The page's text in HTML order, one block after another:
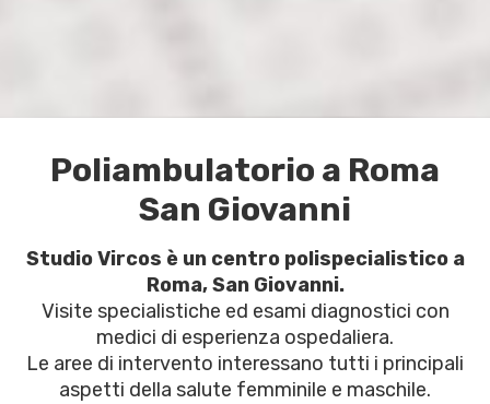
Poliambulatorio a Roma
San Giovanni
Studio Vircos è un centro polispecialistico a
Roma, San Giovanni.
Visite specialistiche ed esami diagnostici con
medici di esperienza ospedaliera.
Le aree di intervento interessano tutti i principali
aspetti della salute femminile e maschile.